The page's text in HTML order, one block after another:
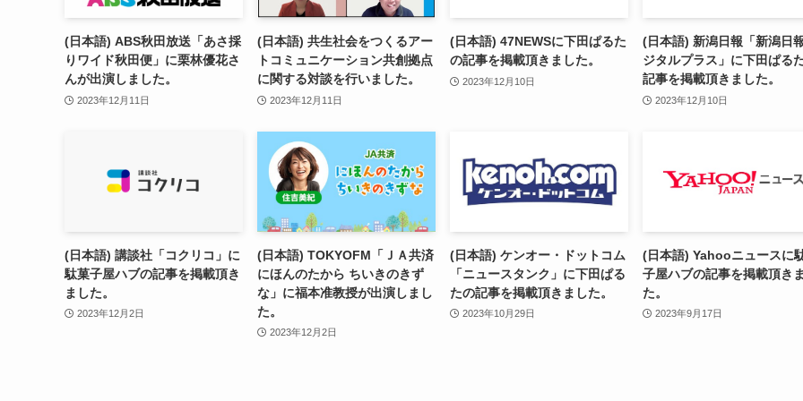
(日本語) ABS秋田放送「あさ採
りワイド秋田便」に栗林優花さ
んが出演しました。
2023年12月11日
(日本語) 共生社会をつくるアー
トコミュニケーション共創拠点
に関する対談を行いました。
2023年12月11日
(日本語) 47NEWSに下田ぱるた
の記事を掲載頂きました。
2023年12月10日
(日本語) 新潟日報「新潟日
ジタルプラス」に下田ぱる
記事を掲載頂きました。
2023年12月10日
(日本語) 講談社「コクリコ」に
駄菓子屋ハブの記事を掲載頂き
ました。
2023年12月2日
(日本語) TOKYOFM「ＪＡ共済
にほんのたから ちいきのきず
な」に福本准教授が出演しまし
た。
2023年12月2日
(日本語) ケンオー・ドットコム
「ニュースタンク」に下田ぱる
たの記事を掲載頂きました。
2023年10月29日
(日本語) Yahooニュースに
子屋ハブの記事を掲載頂き
た。
2023年9月17日